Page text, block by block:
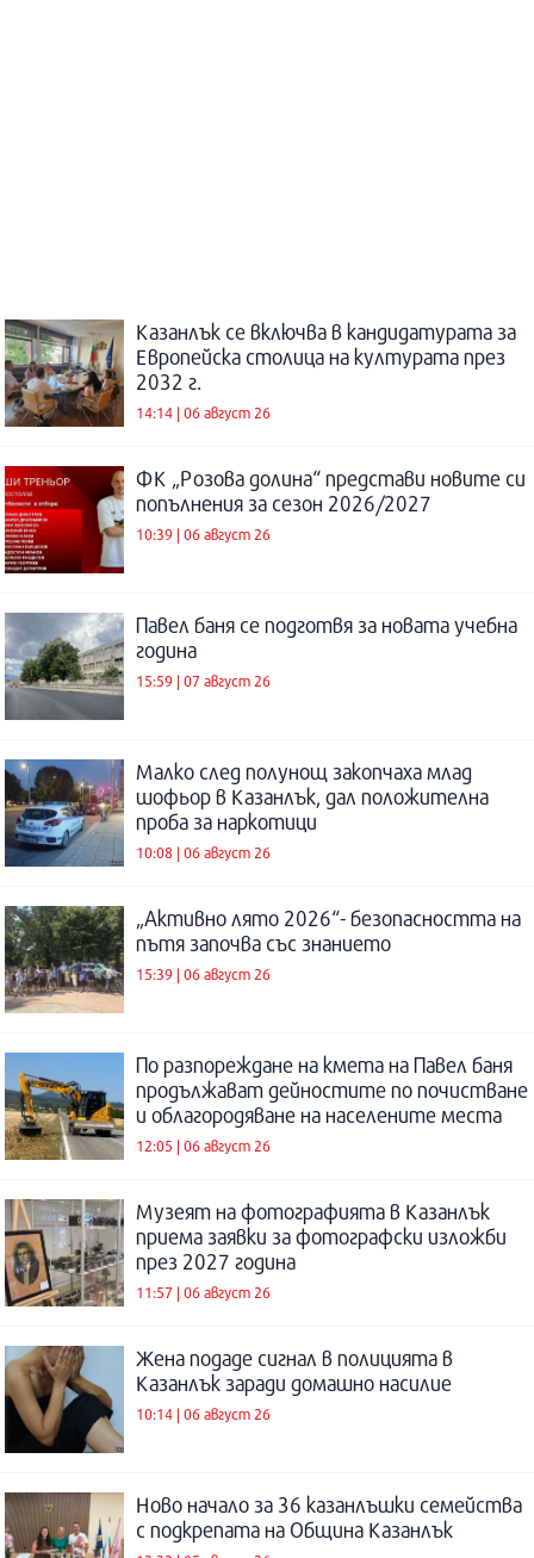
Казанлък се включва в кандидатурата за
Европейска столица на културата през
2032 г.
14:14 | 06 август 26
ФК „Розова долина“ представи новите си
попълнения за сезон 2026/2027
10:39 | 06 август 26
Павел баня се подготвя за новата учебна
година
15:59 | 07 август 26
Малко след полунощ закопчаха млад
шофьор в Казанлък, дал положителна
проба за наркотици
10:08 | 06 август 26
„Активно лято 2026“- безопасността на
пътя започва със знанието
15:39 | 06 август 26
По разпореждане на кмета на Павел баня
продължават дейностите по почистване
и облагородяване на населените места
12:05 | 06 август 26
Музеят на фотографията в Казанлък
приема заявки за фотографски изложби
през 2027 година
11:57 | 06 август 26
Жена подаде сигнал в полицията в
Казанлък заради домашно насилие
10:14 | 06 август 26
Ново начало за 36 казанлъшки семейства
с подкрепата на Община Казанлък